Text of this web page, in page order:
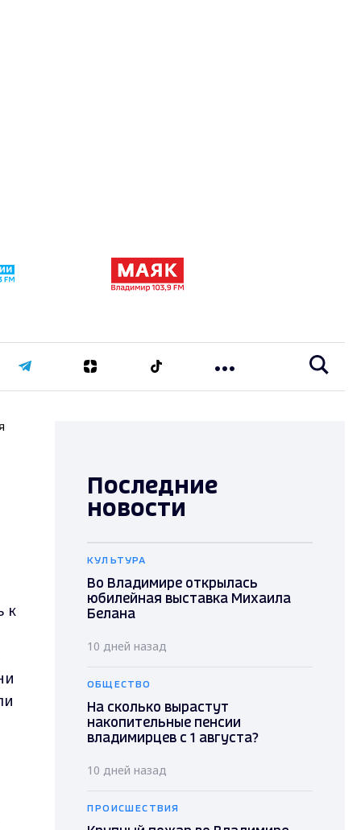
к
Последние
новости
КУЛЬТУРА
Во Владимире открылась
юбилейная выставка Михаила
Белана
10 дней назад
ОБЩЕСТВО
На сколько вырастут
накопительные пенсии
владимирцев с 1 августа?
10 дней назад
ПРОИСШЕСТВИЯ